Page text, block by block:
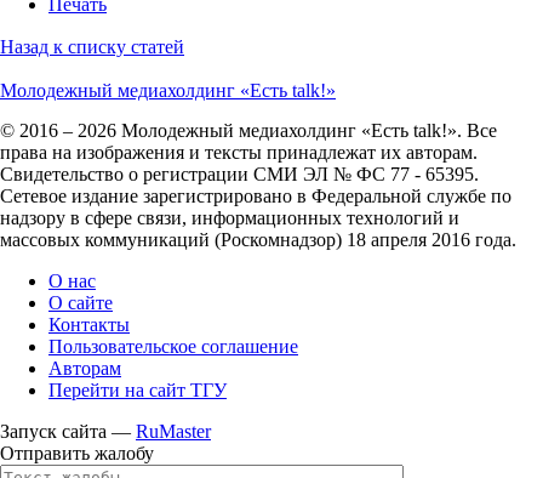
Печать
Назад к списку статей
Молодежный медиахолдинг «Есть talk!»
© 2016 – 2026 Молодежный медиахолдинг «Есть talk!». Все
права на изображения и тексты принадлежат их авторам.
Свидетельство о регистрации СМИ ЭЛ № ФС 77 - 65395.
Сетевое издание зарегистрировано в Федеральной службе по
надзору в сфере связи, информационных технологий и
массовых коммуникаций (Роскомнадзор) 18 апреля 2016 года.
О нас
О сайте
Контакты
Пользовательское соглашение
Авторам
Перейти на сайт ТГУ
Запуск сайта — RuMaster
Отправить жалобу